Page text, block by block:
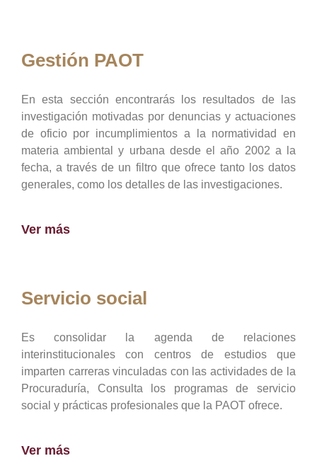
Gestión PAOT
En esta sección encontrarás los resultados de las
investigación motivadas por denuncias y actuaciones
de oficio por incumplimientos a la normatividad en
materia ambiental y urbana desde el año 2002 a la
fecha, a través de un filtro que ofrece tanto los datos
generales, como los detalles de las investigaciones.
Ver más
Servicio social
Es consolidar la agenda de relaciones
interinstitucionales con centros de estudios que
imparten carreras vinculadas con las actividades de la
Procuraduría, Consulta los programas de servicio
social y prácticas profesionales que la PAOT ofrece.
Ver más